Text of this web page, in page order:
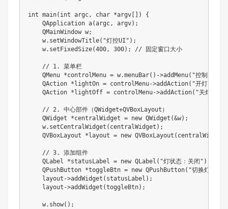
int main(int argc, char *argv[]) {
    QApplication a(argc, argv);
    QMainWindow w;
    w.setWindowTitle("灯控UI");
    w.setFixedSize(400, 300); // 固定窗口大小
    // 1. 菜单栏
    QMenu *controlMenu = w.menuBar()->addMenu("控制");
    QAction *lightOn = controlMenu->addAction("开灯");
    QAction *lightOff = controlMenu->addAction("关灯");
    // 2. 中心部件（QWidget+QVBoxLayout）
    QWidget *centralWidget = new QWidget(&w);
    w.setCentralWidget(centralWidget);
QVBoxLayout *layout = new
    // 3. 添加组件
    QLabel *statusLabel = new QLabel("灯状态：关闭");
QPushButton *toggleBtn = new QPushButton("切换灯状态
    layout->addWidget(statusLabel);
    layout->addWidget(toggleBtn);
    w.show();